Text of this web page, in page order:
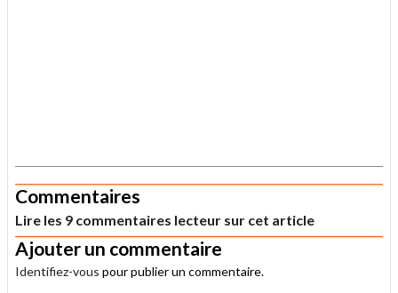
Commentaires
Lire les 9 commentaires lecteur sur cet article
Ajouter un commentaire
Identifiez-vous pour publier un commentaire.